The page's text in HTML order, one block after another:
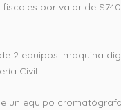
por valor de
2 equipos: maquina
Civil.
un equipo